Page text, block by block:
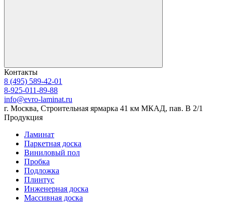
Контакты
8 (495) 589-42-01
8-925-011-89-88
info@evro-laminat.ru
г. Москва, Строительная ярмарка 41 км МКАД, пав. В 2/1
Продукция
Ламинат
Паркетная доска
Виниловый пол
Пробка
Подложка
Плинтус
Инженерная доска
Массивная доска